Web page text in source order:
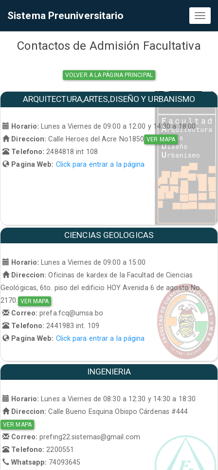
Sistema Preuniversitario
Contactos de Admisión Facultativa
VOLVER A LA PÁGINA PRINCIPAL
ARQUITECTURA,ARTES,DISEÑO Y URBANISMO
Horario:
Lunes a Viernes de 09:00 a 12:00 y 14:30 a 18:00
Direccion: Calle Heroes del Acre No1850 VER MAPA
Telefono: 2484818 int 108
Pagina Web: Click para entrar a la página
CIENCIAS GEOLOGICAS
Horario: Lunes a Viernes de 09:00 a 15:00
Direccion: Oficinas de kardex de la Facultad de Ciencias
Geológicas, 6to. piso del edificio HOY Avenida 6 de agosto No.
2170. VER MAPA
Correo:prefa.fcq@umsa.bo
Telefono:2441983 int. 109
Pagina Web: Click para entrar a la página
INGENIERIA
Horario:
Lunes a Viernes de 08:30 a 12:30 y 14:30 a 18:30
Direccion: Calle Bueno Esquina Obispo Cárdenas #444
VER MAPA
Correo:prefing22.sistemas@gmail.com
Telefono: 2200551
Whatsapp: 74093645